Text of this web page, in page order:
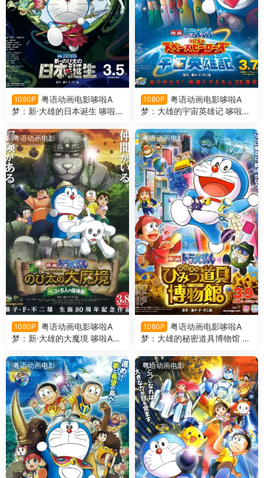
1080P
粤语动画电影哆啦A
梦：新·大雄的日本诞生 哆啦A
生粤语版
1080P
粤语动画电影哆啦A
梦：大雄的宇宙英雄记 哆啦A
粤语版
粤语动画电影
1080P
粤语动画电影哆啦A
梦：新·大雄的大魔境 哆啦A梦
语版
粤语动画电影
1080P
粤语动画电影哆啦A
梦：大雄的秘密道具博物馆 哆
具博物馆粤语版
粤语动画电影 粤语动画电影